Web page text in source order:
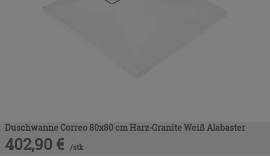
Duschwanne Correo 80x80 cm Harz-Granite Weiß Alabaster
402,90 € /stk